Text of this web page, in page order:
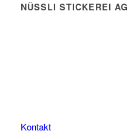
NÜSSLI STICKEREI AG
Kontakt